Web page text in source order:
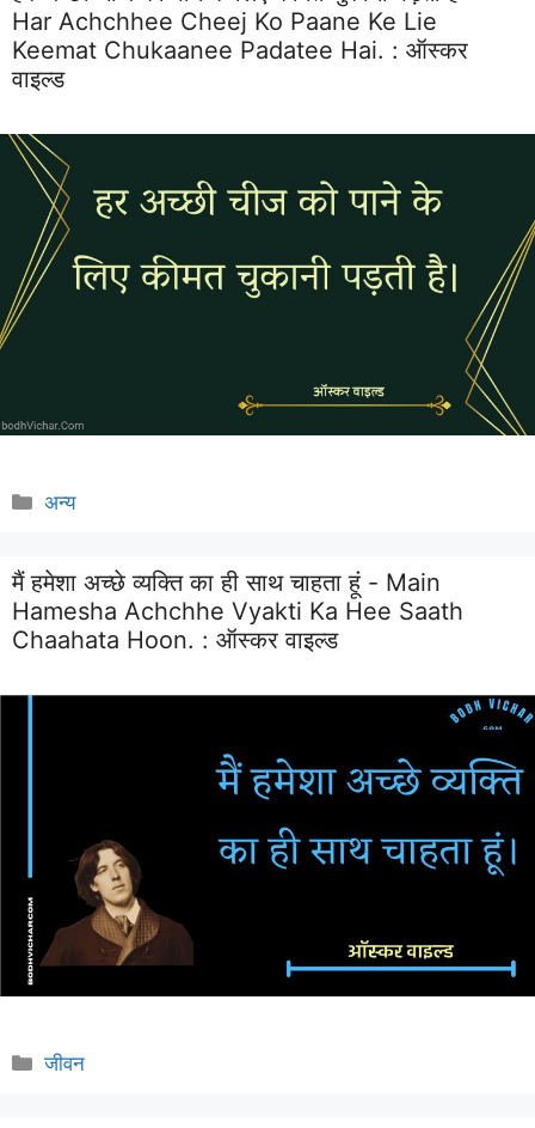
Har Achchhee Cheej Ko Paane Ke Lie
Keemat Chukaanee Padatee Hai. : ऑस्कर
वाइल्ड
Categories
अन्य
मैं हमेशा अच्छे व्यक्ति का ही साथ चाहता हूं - Main
Hamesha Achchhe Vyakti Ka Hee Saath
Chaahata Hoon. : ऑस्कर वाइल्ड
Categories
जीवन